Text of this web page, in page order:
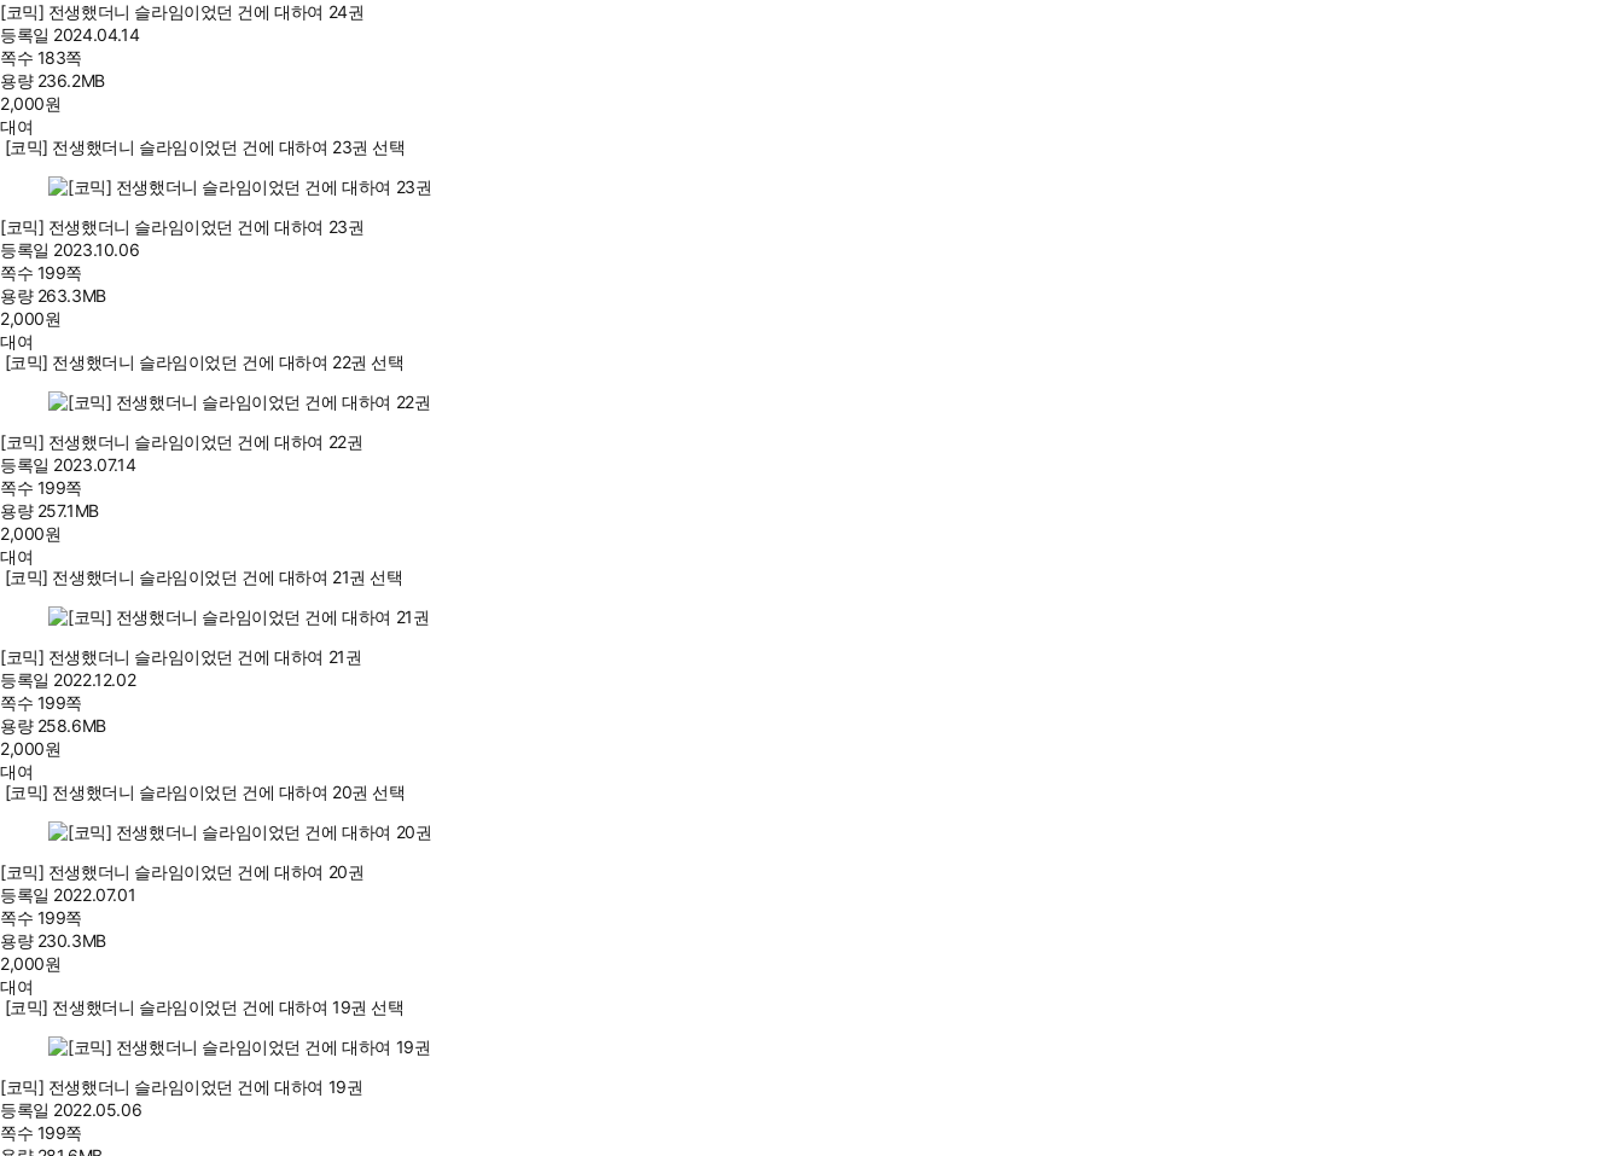
[코믹] 전생했더니 슬라임이었던 건에 대하여 24권
등록일 2024.04.14
쪽수 183쪽
용량 236.2MB
2,000원
대여
[코믹] 전생했더니 슬라임이었던 건에 대하여 23권 선택
[코믹] 전생했더니 슬라임이었던 건에 대하여 23권
등록일 2023.10.06
쪽수 199쪽
용량 263.3MB
2,000원
대여
[코믹] 전생했더니 슬라임이었던 건에 대하여 22권 선택
[코믹] 전생했더니 슬라임이었던 건에 대하여 22권
등록일 2023.07.14
쪽수 199쪽
용량 257.1MB
2,000원
대여
[코믹] 전생했더니 슬라임이었던 건에 대하여 21권 선택
[코믹] 전생했더니 슬라임이었던 건에 대하여 21권
등록일 2022.12.02
쪽수 199쪽
용량 258.6MB
2,000원
대여
[코믹] 전생했더니 슬라임이었던 건에 대하여 20권 선택
[코믹] 전생했더니 슬라임이었던 건에 대하여 20권
등록일 2022.07.01
쪽수 199쪽
용량 230.3MB
2,000원
대여
[코믹] 전생했더니 슬라임이었던 건에 대하여 19권 선택
[코믹] 전생했더니 슬라임이었던 건에 대하여 19권
등록일 2022.05.06
쪽수 199쪽